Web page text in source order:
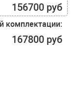
156700 руб
комплектации:
167800 руб